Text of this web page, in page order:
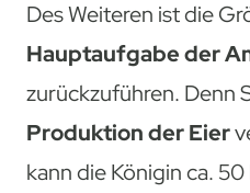
Des Weiteren ist die
Hauptaufgabe der
zurückzuführen. Denn
Produktion der Eier
kann die Königin ca.